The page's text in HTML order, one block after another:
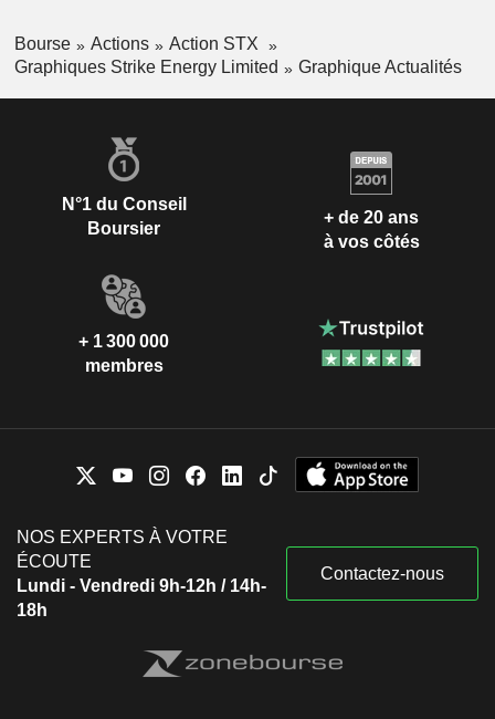
Bourse Actions
Action STX
Graphiques Strike Energy Limited
Graphique Actualités
N°1 du Conseil
Boursier
+ de 20 ans
à vos côtés
+ 1 300 000
membres
NOS EXPERTS À VOTRE
ÉCOUTE
Lundi - Vendredi 9h-12h / 14h-
18h
Contactez-nous